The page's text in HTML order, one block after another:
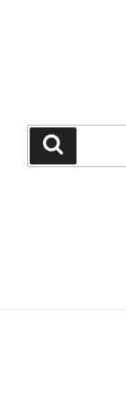
חיפוש